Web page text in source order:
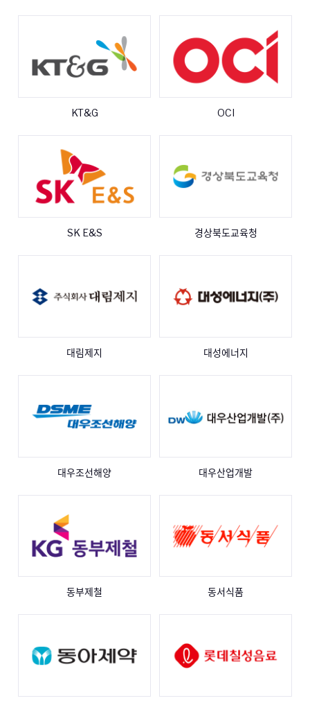
KT&G OCI
SK E&S 경상북도교육청
대림제지 대성에너지
대우조선해양 대우산업개발
동부제철 동서식품